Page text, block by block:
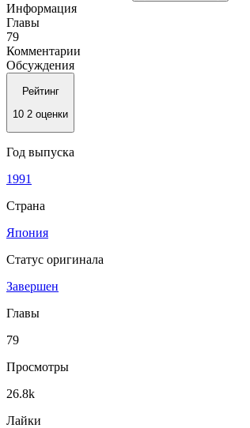
Информация
Главы
79
Комментарии
Обсуждения
Рейтинг
10 2 оценки
Год выпуска
1991
Страна
Япония
Статус оригинала
Завершен
Главы
79
Просмотры
26.8k
Лайки